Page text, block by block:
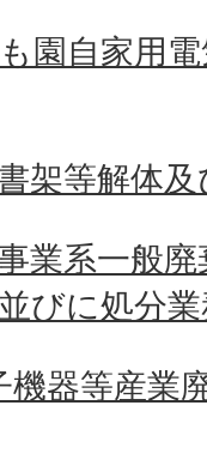
園自家用
架等解体
業系一般
びに処分
器等産業